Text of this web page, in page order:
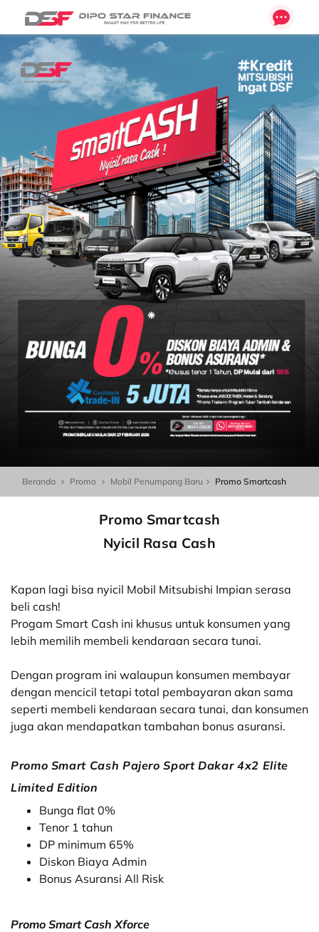
Beranda Promo Mobil Penumpang Baru Promo Smartcash
Promo Smartcash
Nyicil Rasa Cash
Kapan lagi bisa nyicil Mobil Mitsubishi Impian serasa
beli cash!
Progam Smart Cash ini khusus untuk konsumen yang
lebih memilih membeli kendaraan secara tunai.
Dengan program ini walaupun konsumen membayar
dengan mencicil tetapi total pembayaran akan sama
seperti membeli kendaraan secara tunai, dan konsumen
juga akan mendapatkan tambahan bonus asuransi.
Promo Smart Cash Pajero Sport Dakar 4x2 Elite
Limited Edition
Bunga flat 0%
Tenor 1 tahun
DP minimum 65%
Diskon Biaya Admin
Bonus Asuransi All Risk
Promo Smart Cash Xforce